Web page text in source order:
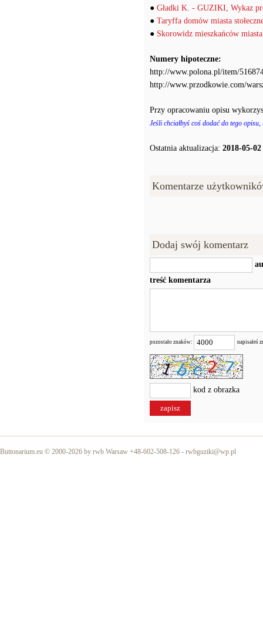
● Gładki K. - GUZIKI, Wykaz
● Taryffa domów miasta
● Skorowidz mieszkańców
Numery hipoteczne:
http://www.polona.pl/item/
http://www.przodkowie.com/
Przy opracowaniu opisu
Jeśli chciałbyś coś dodać do tego
Ostatnia aktualizacja: 2018-05-
Komentarze
Dodaj swój komentarz
treść komentarza
pozostało znaków: napisałeś
kod z obrazka
Buttonarium.eu © 2000-2026 by rwb Warsaw +48-602-508-126 - rwbguziki@wp.pl